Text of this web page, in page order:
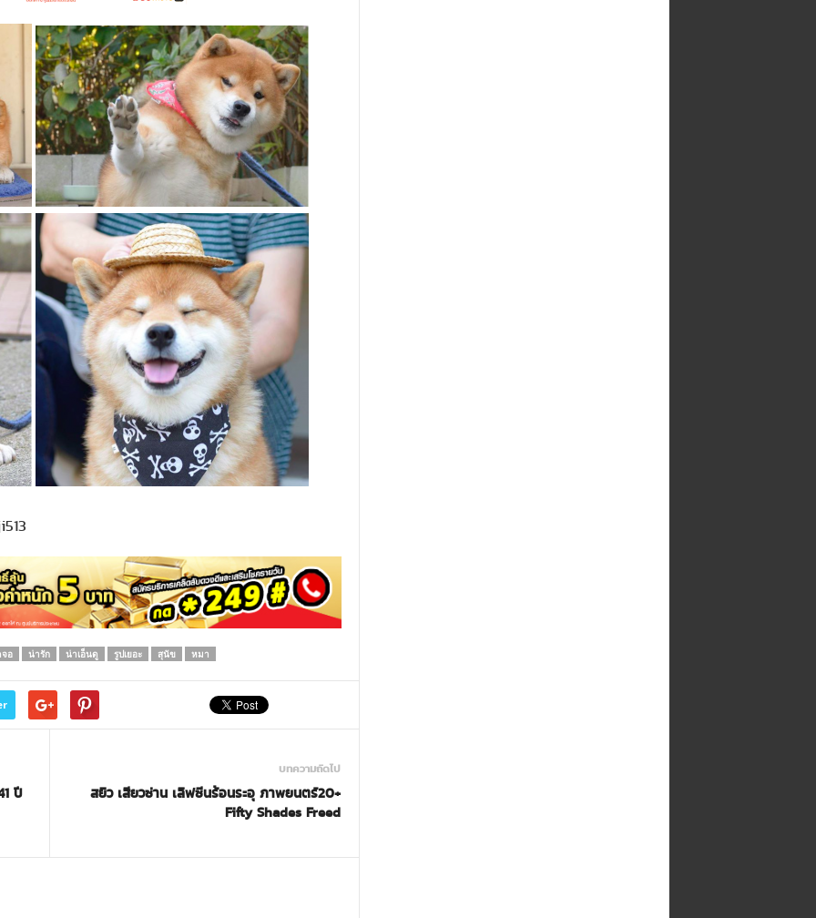
อ น่ารัก น่าเอ็นดู รูปเยอะ สุนัข หมา
ปี
บทความถัดไป
สยิว เสียวซ่าน เลิฟซีนร้อนระอุ ภาพยนตร์20+
Fifty Shades Freed